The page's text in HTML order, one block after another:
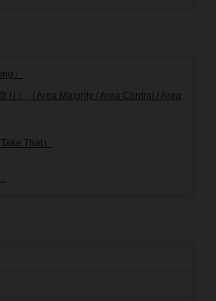
）
り）（Area Majority / Area Control / Area
That）